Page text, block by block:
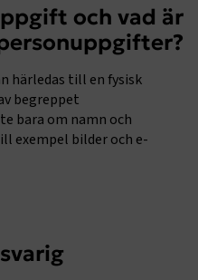
och vad är
härledas till en fysisk
begreppet
bara om namn och
exempel bilder och e-